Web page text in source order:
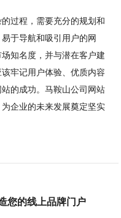
过程，需要充分的规划和
于导航和吸引用户的网
知名度，并与潜在客户建
牢记用户体验、优质内容
的成功。马鞍山公司网站
企业的未来发展奠定坚实
您的线上品牌门户